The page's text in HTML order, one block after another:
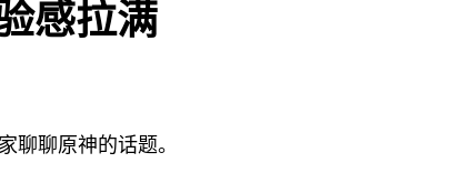
感拉满
聊聊原神的话题。